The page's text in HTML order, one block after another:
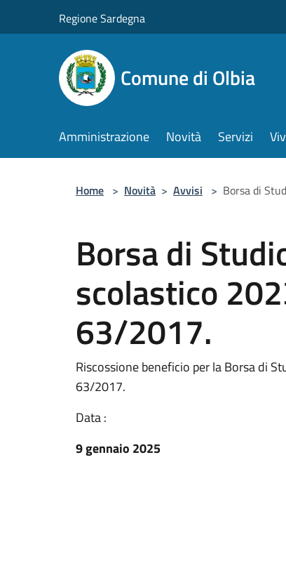
Regione Sardegna
Comune di Olbia
Amministrazione Novità Servizi
Home > Novità > Avvisi > Borsa di
Borsa di
scolastico
63/2017.
Riscossione beneficio per la Borsa di
63/2017.
Data :
9 gennaio 2025